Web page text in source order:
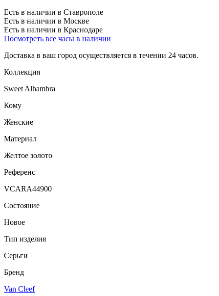
Есть в наличии в Ставрополе
Есть в наличии в Москве
Есть в наличии в Краснодаре
Посмотреть все часы в наличии
Доставка в ваш город осуществляется в течении 24 часов.
Коллекция
Sweet Alhambra
Кому
Женские
Материал
Желтое золото
Референс
VCARA44900
Состояние
Новое
Тип изделия
Серьги
Бренд
Van Cleef